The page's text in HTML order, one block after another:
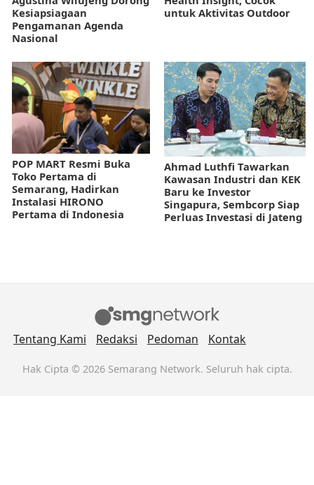
Kesiapsiagaan
Pengamanan Agenda
Nasional
untuk Aktivitas Outdoor
POP MART Resmi Buka
Toko Pertama di
Semarang, Hadirkan
Instalasi HIRONO
Pertama di Indonesia
Ahmad Luthfi Tawarkan
Kawasan Industri dan KEK
Baru ke Investor
Singapura, Sembcorp Siap
Perluas Investasi di Jateng
Tentang Kami Redaksi Pedoman Kontak
Hak Cipta © 2026 Semarang Network. Seluruh hak cipta.